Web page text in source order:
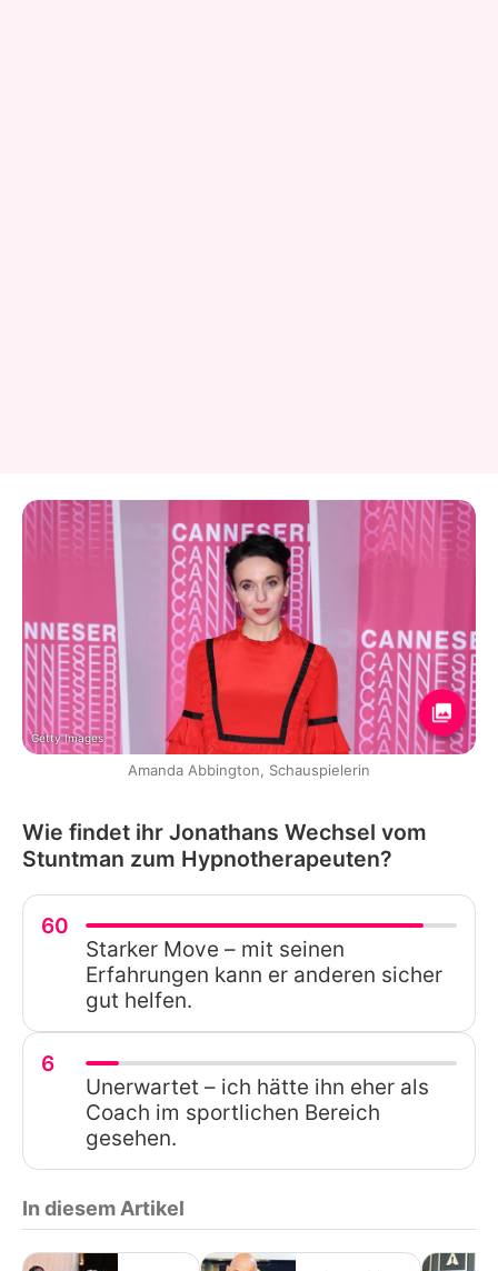
Getty Images
Amanda Abbington, Schauspielerin
Wie findet ihr Jonathans Wechsel vom
Stuntman zum Hypnotherapeuten?
60
Starker Move – mit seinen
Erfahrungen kann er anderen sicher
gut helfen.
6
Unerwartet – ich hätte ihn eher als
Coach im sportlichen Bereich
gesehen.
In diesem Artikel